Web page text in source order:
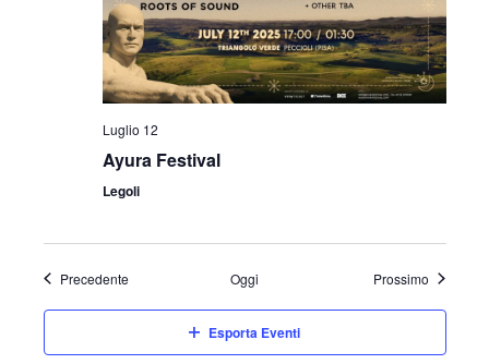
Luglio 12
Ayura Festival
Legoli
PrecedenteEventi Oggi Prossimo Eventi
Esporta Eventi